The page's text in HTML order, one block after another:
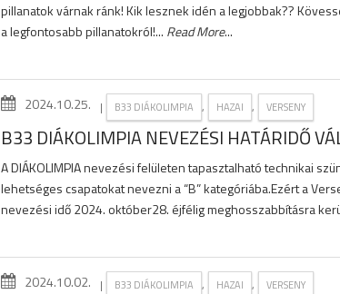
pillanatok várnak ránk! Kik lesznek idén a legjobbak??
a legfontosabb pillanatokról!... Read More...
2024.10.25. | B33 DIÁKOLIMPIA , HAZAI , VERSENY
B33 DIÁKOLIMPIA NEVEZÉSI HATÁRIDŐ
A DIÁKOLIMPIA nevezési felületen tapasztalható technikai
lehetséges csapatokat nevezni a “B” kategóriába.Ezért a
nevezési idő 2024. október28. éjfélig meghosszabbításra
2024.10.02. | B33 DIÁKOLIMPIA , HAZAI , VERSENY